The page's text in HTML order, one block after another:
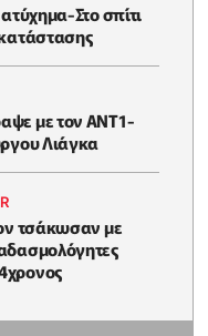
Στο σπίτι
με τον ΑΝΤ1-
Λιάγκα
τσάκωσαν με